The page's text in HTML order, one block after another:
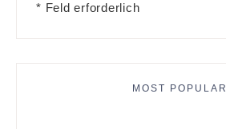
* Feld erforderlich
MOST POPULAR